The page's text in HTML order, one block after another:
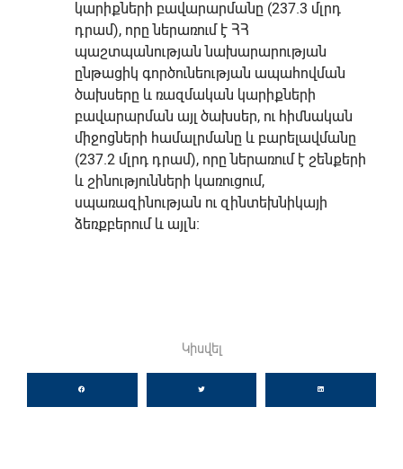
կարիքների բավարարմանը (237.3 մլրդ
դրամ), որը ներառում է ՀՀ
պաշտպանության նախարարության
ընթացիկ գործունեության ապահովման
ծախսերը և ռազմական կարիքների
բավարարման այլ ծախսեր, ու հիմնական
միջոցների համալրմանը և բարելավմանը
(237.2 մլրդ դրամ), որը ներառում է շենքերի
և շինությունների կառուցում,
սպառազինության ու զինտեխնիկայի
ձեռքբերում և այլն։
Կիսվել